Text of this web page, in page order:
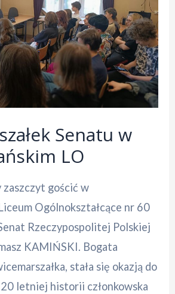
Senatu w
LO
zaszczyt gościć w
Ogólnokształcące nr 60
Rzeczypospolitej Polskiej
KAMIŃSKI. Bogata
stała się okazją do
letniej historii członkowska